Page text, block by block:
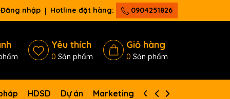
Đăng nhập Hotline đặt hàng: 0904251826
Yêu thích
0 Sản phẩm
Giỏ hàng
0 Sản phẩm
HDSD Dự án Marketing Giới thiệu